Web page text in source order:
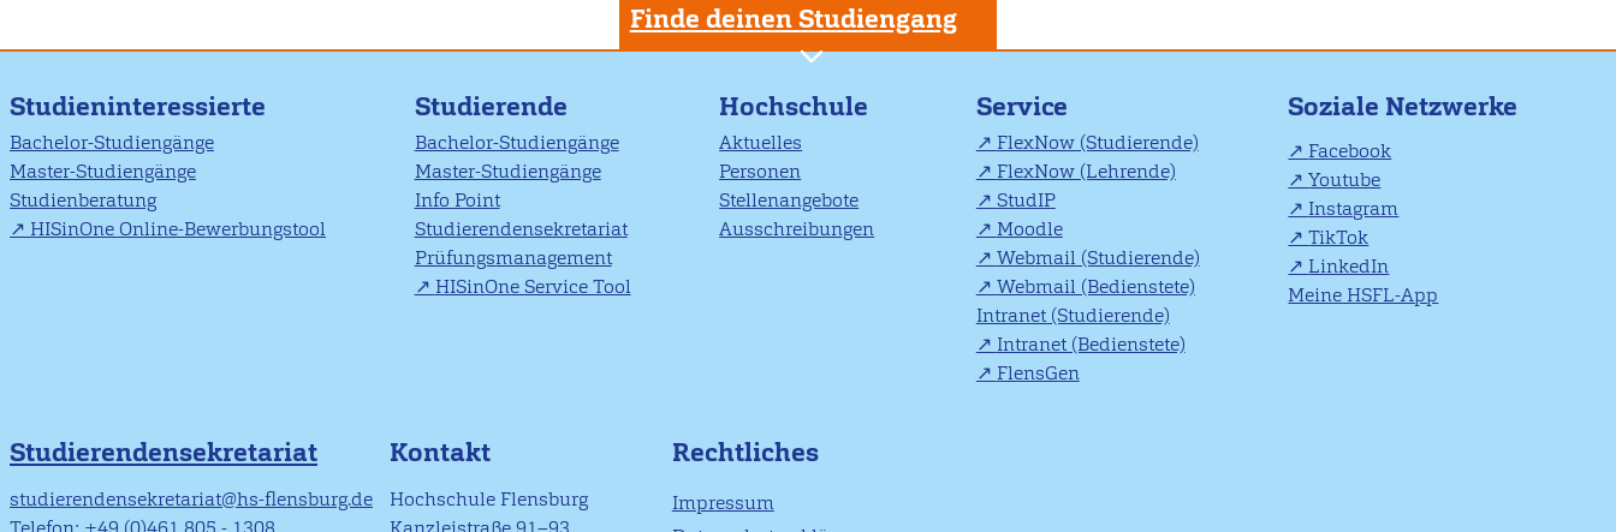
Finde deinen Studiengang
Studieninteressierte
Bachelor-Studiengänge
Master-Studiengänge
Studienberatung
HISinOne Online-Bewerbungstool
Studierende
Bachelor-Studiengänge
Master-Studiengänge
Info Point
Studierendensekretariat
Prüfungsmanagement
HISinOne Service Tool
Hochschule
Aktuelles
Personen
Stellenangebote
Ausschreibungen
Service
FlexNow (Studierende)
FlexNow (Lehrende)
StudIP
Moodle
Webmail (Studierende)
Webmail (Bedienstete)
Intranet (Studierende)
Intranet (Bedienstete)
FlensGen
Soziale Netzwerke
Facebook
Youtube
Instagram
TikTok
LinkedIn
Meine HSFL-App
Studierendensekretariat
studierendensekretariat@hs-flensburg.de
Kontakt
Hochschule Flensburg
Rechtliches
Impressum